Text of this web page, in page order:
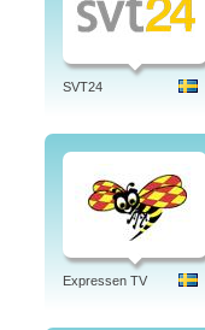
SVT24
Expressen TV